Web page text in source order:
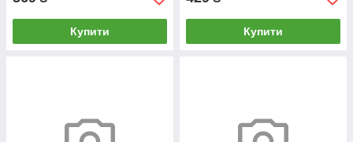
Купити Купити